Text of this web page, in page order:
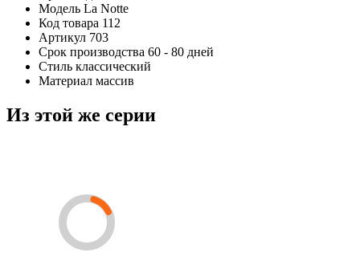
Модель La Notte
Код товара 112
Артикул 703
Срок производства 60 - 80 дней
Стиль классический
Материал массив
Из этой же серии